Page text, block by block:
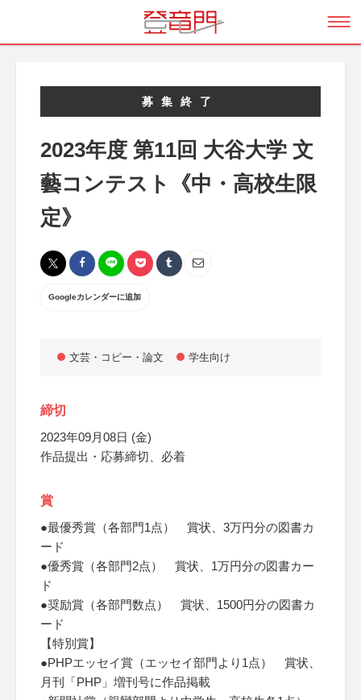
募集終了
2023年度 第11回 大谷大学 文
藝コンテスト《中・高校生限
定》
Googleカレンダーに追加
文芸・コピー・論文 学生向け
締切
2023年09月08日 (金)
作品提出・応募締切、必着
賞
●最優秀賞（各部門1点） 賞状、3万円分の図書カ
ード
●優秀賞（各部門2点） 賞状、1万円分の図書カー
ド
●奨励賞（各部門数点） 賞状、1500円分の図書カ
ード
【特別賞】
●PHPエッセイ賞（エッセイ部門より1点） 賞状、
月刊「PHP」増刊号に作品掲載